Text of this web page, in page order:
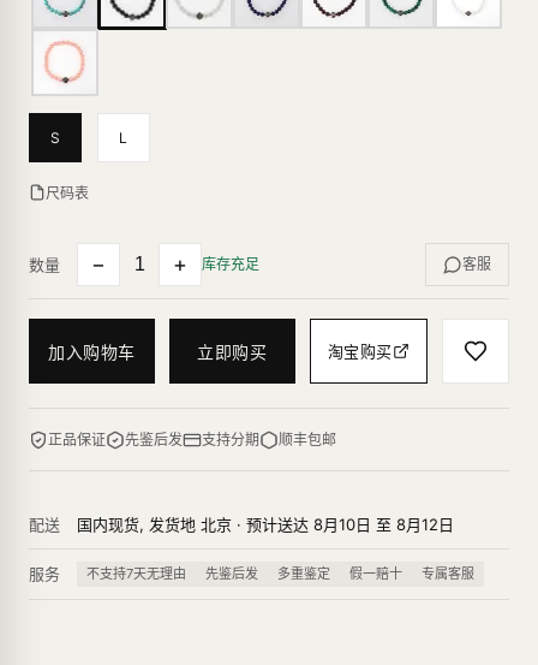
S L
尺码表
数量 − + 库存充足 客服
加入购物车 立即购买 淘宝购买
正品保证 先鉴后发 支持分期 顺丰包邮
配送 国内现货, 发货地 北京 · 预计送达 8月10日 至 8月12日
服务 不支持7天无理由 先鉴后发 多重鉴定 假一赔十 专属客服